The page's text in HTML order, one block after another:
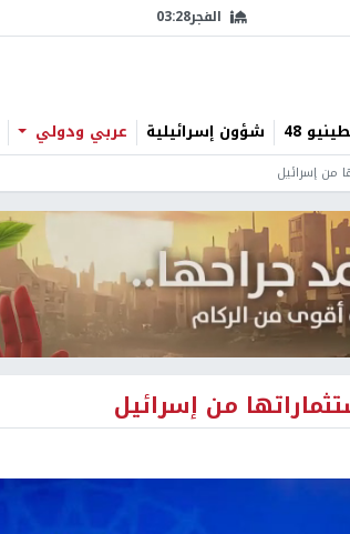
الفجر03:28
48 شؤون إسرائيلية عربي ودولي
من إسرائيل
من إسرائيل